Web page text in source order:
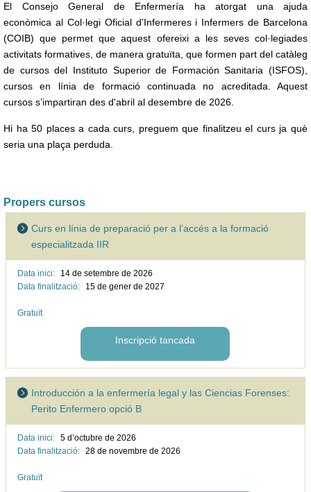
El Consejo General de Enfermería ha atorgat una ajuda
econòmica al Col·legi Oficial d’Infermeres i Infermers de Barcelona
(COIB) que permet que aquest ofereixi a les seves col·legiades
activitats formatives, de manera gratuïta, que formen part del catàleg
de cursos del Instituto Superior de Formación Sanitaria (ISFOS),
cursos en línia de formació continuada no acreditada. Aquest
cursos s’impartiran des d'abril al desembre de 2026.
Hi ha 50 places a cada curs, preguem que finalitzeu el curs ja què
seria una plaça perduda.
Propers cursos
Curs en línia de preparació per a l’accés a la formació
especialitzada IIR
Data inici: 14 de setembre de 2026
Data finalització:
15 de gener de 2027
Gratuït
Inscripció tancada
Introducción a la enfermería legal y las Ciencias Forenses:
Perito Enfermero opció B
Data inici: 5 d’octubre de 2026
Data finalització: 28 de novembre de 2026
Gratuït